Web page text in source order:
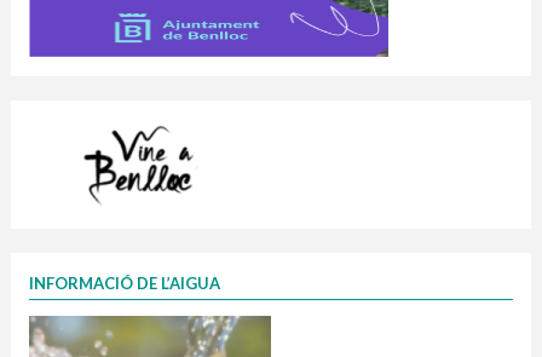
INFORMACIÓ DE L’AIGUA